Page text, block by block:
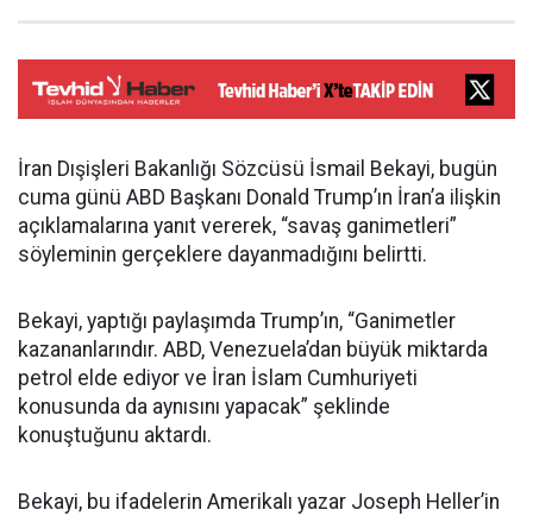
İran Dışişleri Bakanlığı Sözcüsü İsmail Bekayi, bugün
cuma günü ABD Başkanı Donald Trump’ın İran’a ilişkin
açıklamalarına yanıt vererek, “savaş ganimetleri”
söyleminin gerçeklere dayanmadığını belirtti.
Bekayi, yaptığı paylaşımda Trump’ın, “Ganimetler
kazananlarındır. ABD, Venezuela’dan büyük miktarda
petrol elde ediyor ve İran İslam Cumhuriyeti
konusunda da aynısını yapacak” şeklinde
konuştuğunu aktardı.
Bekayi, bu ifadelerin Amerikalı yazar Joseph Heller’in